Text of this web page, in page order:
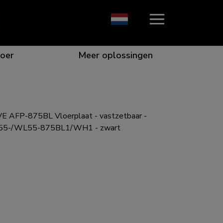
voor elke situatie
voor elk scherm
die opvalt
de beste samenwerking
specifieke behoeften
Meer oplossingen
AFP-875BL Vloerplaat - vastzetbaar -
WL55-875BL1/WH1 - zwart